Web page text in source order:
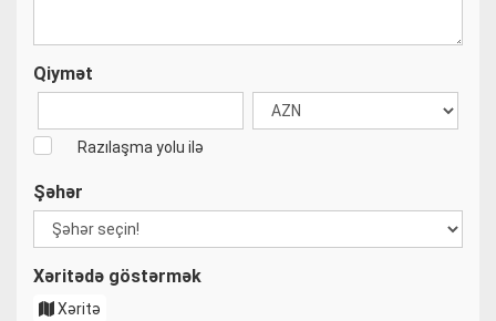
Qiymət
Razılaşma yolu ilə
Şəhər
Xəritədə göstərmək
Xəritə